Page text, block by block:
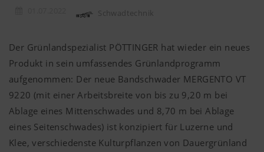
Schwadtechnik
Der Grünlandspezialist PÖTTINGER hat wieder ein neues
Produkt in sein umfassendes Grünlandprogramm
aufgenommen: Der neue Bandschwader MERGENTO VT
9220 (mit einer Arbeitsbreite von bis zu 9,20 m bei
Ablage eines Mittenschwades und 8,70 m bei Ablage
eines Seitenschwades) ist konzipiert für Luzerne und
Klee, verschiedenste Kulturpflanzen von Dauergrünland